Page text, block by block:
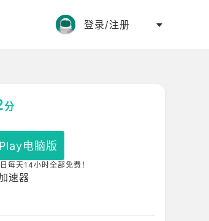
登录/注册
分
电脑版
每天14小时全部免费！
速器